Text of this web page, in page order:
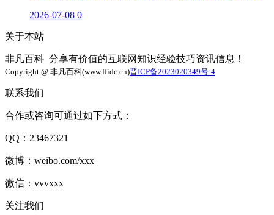
2026-07-08 0
关于本站
非凡百科_分享有价值的互联网知识经验技巧资讯信息！
Copyright @ 非凡百科(www.ffidc.cn)晋ICP备2023020349号-4
联系我们
合作或咨询可通过如下方式：
QQ：23467321
微博：weibo.com/xxx
微信：vvvxxx
关注我们